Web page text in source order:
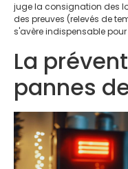
juge la consignation des
des preuves (relevés de
s'avère indispensable
La
pannes